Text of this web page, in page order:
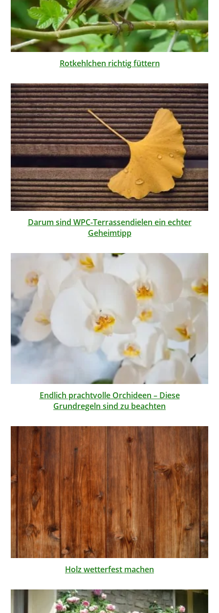
Rotkehlchen richtig füttern
Darum sind WPC-Terrassendielen ein echter
Geheimtipp
Endlich prachtvolle Orchideen – Diese
Grundregeln sind zu beachten
Holz wetterfest machen